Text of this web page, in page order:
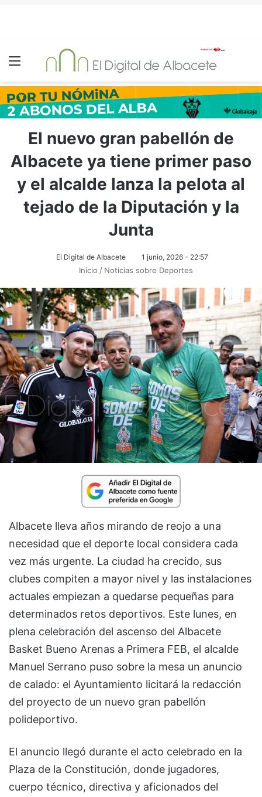
Menú
El nuevo gran pabellón de
Albacete ya tiene primer paso
y el alcalde lanza la pelota al
tejado de la Diputación y la
Junta
El Digital de Albacete 1 junio, 2026 - 22:57
Inicio / Noticias sobre Deportes
Albacete lleva años mirando de reojo a una
necesidad que el deporte local considera cada
vez más urgente. La ciudad ha crecido, sus
clubes compiten a mayor nivel y las instalaciones
actuales empiezan a quedarse pequeñas para
determinados retos deportivos. Este lunes, en
plena celebración del ascenso del Albacete
Basket Bueno Arenas a Primera FEB, el alcalde
Manuel Serrano puso sobre la mesa un anuncio
de calado: el Ayuntamiento licitará la redacción
del proyecto de un nuevo gran pabellón
polideportivo.
El anuncio llegó durante el acto celebrado en la
Plaza de la Constitución, donde jugadores,
cuerpo técnico, directiva y aficionados del